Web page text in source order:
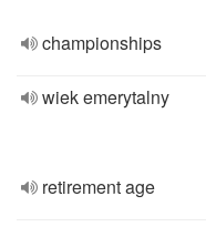
championships
wiek emerytalny
retirement age